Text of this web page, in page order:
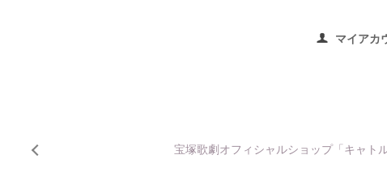
マイアカ
宝塚歌劇オフィシャルショップ「キャ